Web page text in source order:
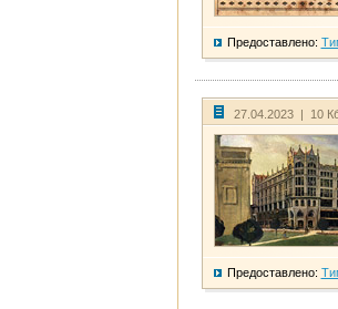
Предоставлено:
27.04.2023 | 10
Предоставлено: